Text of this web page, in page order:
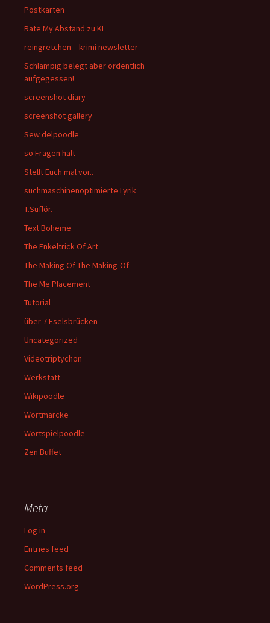
Postkarten
Rate My Abstand zu KI
reingretchen – krimi newsletter
Schlampig belegt aber ordentlich
aufgegessen!
screenshot diary
screenshot gallery
Sew delpoodle
so Fragen halt
Stellt Euch mal vor..
suchmaschinenoptimierte Lyrik
T.Suflör.
Text Boheme
The Enkeltrick Of Art
The Making Of The Making-Of
The Me Placement
Tutorial
über 7 Eselsbrücken
Uncategorized
Videotriptychon
Werkstatt
Wikipoodle
Wortmarcke
Wortspielpoodle
Zen Buffet
Meta
Log in
Entries feed
Comments feed
WordPress.org